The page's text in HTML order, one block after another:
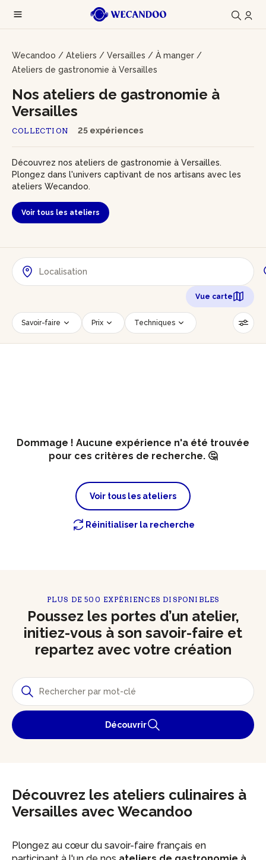
Wecandoo / Ateliers / Versailles / À manger /
Ateliers de gastronomie à Versailles
COLLECTION 25 expériences
Nos ateliers de gastronomie à
Versailles
Découvrez nos ateliers de gastronomie à Versailles.
Plongez dans l'univers captivant de nos artisans avec les
ateliers Wecandoo.
Voir tous les ateliers
Vue carte
Savoir-faire Prix Techniques
Date Créneau horaire
Dommage ! Aucune expérience n'a été trouvée
pour ces critères de recherche. 🤔
Voir tous les ateliers
Réinitialiser la recherche
PLUS DE 500 EXPÉRIENCES DISPONIBLES
Poussez les portes d’un atelier,
initiez-vous à son savoir-faire et
repartez avec votre création
Découvrir
Découvrez les ateliers culinaires à
Versailles avec Wecandoo
Plongez au cœur du savoir-faire français en